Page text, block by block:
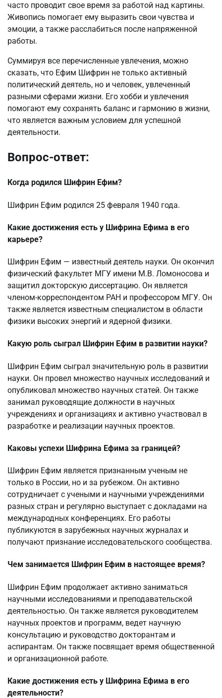
часто проводит свое время за работой над картины.
Живопись помогает ему выразить свои чувства и
эмоции, а также расслабиться после напряженной
работы.
Суммируя все перечисленные увлечения, можно
сказать, что Ефим Шифрин не только активный
политический деятель, но и человек, увлеченный
разными сферами жизни. Его хобби и увлечения
помогают ему сохранять баланс и гармонию в жизни,
что является важным условием для успешной
деятельности.
Вопрос-ответ:
Когда родился Шифрин Ефим?
Шифрин Ефим родился 25 февраля 1940 года.
Какие достижения есть у Шифрина Ефима в его
карьере?
Шифрин Ефим — известный деятель науки. Он окончил
физический факультет МГУ имени М.В. Ломоносова и
защитил докторскую диссертацию. Он является
членом-корреспондентом РАН и профессором МГУ. Он
также является известным специалистом в области
физики высоких энергий и ядерной физики.
Какую роль сыграл Шифрин Ефим в развитии науки?
Шифрин Ефим сыграл значительную роль в развитии
науки. Он провел множество научных исследований и
опубликовал множество научных статей. Он также
занимал руководящие должности в научных
учреждениях и организациях и активно участвовал в
разработке и реализации научных проектов.
Каковы успехи Шифрина Ефима за границей?
Шифрин Ефим является признанным ученым не
только в России, но и за рубежом. Он активно
сотрудничает с учеными и научными учреждениями
разных стран и регулярно выступает с докладами на
международных конференциях. Его работы
публикуются в зарубежных научных журналах и
получают признание исследовательского сообщества.
Чем занимается Шифрин Ефим в настоящее время?
Шифрин Ефим продолжает активно заниматься
научными исследованиями и преподавательской
деятельностью. Он также является руководителем
научных проектов и программ, ведет научную
консультацию и руководство докторантам и
аспирантам. Он также посвящает время общественной
и организационной работе.
Какие достижения есть у Шифрина Ефима в его
деятельности?